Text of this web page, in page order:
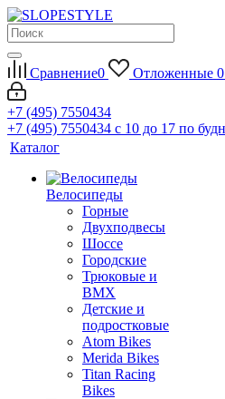
Сравнение0 Отложенные 0
+7 (495) 7550434
+7 (495) 7550434 с 10 до 17 по
Каталог
Велосипеды
Горные
Двухподвесы
Шоссе
Городские
Трюковые и
BMX
Детские и
подростковые
Atom Bikes
Merida Bikes
Titan Racing
Bikes